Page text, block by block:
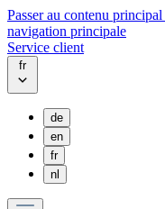
Passer au contenu principal
navigation principale
Service client
fr
de
en
fr
nl